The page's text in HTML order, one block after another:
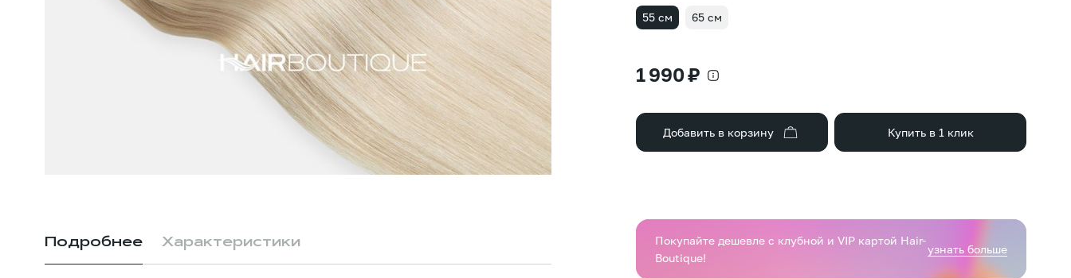
55 см 65 см
1 990 ₽
Добавить в корзину Купить в 1 клик
Подробнее Характеристики
Покупайте дешевле с клубной и VIP картой Hair-
Boutique!
узнать больше